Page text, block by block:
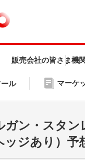
ル マーケ
販売会社の皆さま機
ガン・スタン
ッジあり）予